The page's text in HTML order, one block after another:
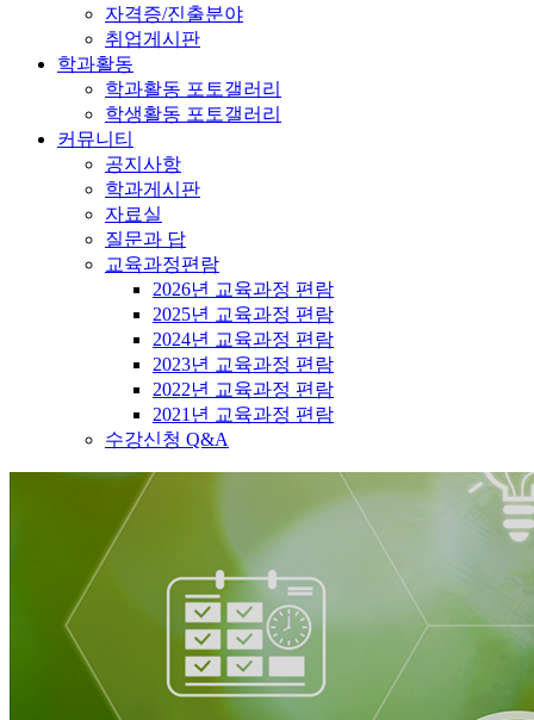
자격증/진출분야
취업게시판
학과활동
학과활동 포토갤러리
학생활동 포토갤러리
커뮤니티
공지사항
학과게시판
자료실
질문과 답
교육과정편람
2026년 교육과정 편람
2025년 교육과정 편람
2024년 교육과정 편람
2023년 교육과정 편람
2022년 교육과정 편람
2021년 교육과정 편람
수강신청 Q&A